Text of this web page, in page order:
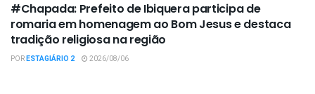
#Chapada: Prefeito de Ibiquera participa de
romaria em homenagem ao Bom Jesus e destaca
tradição religiosa na região
PORESTAGIÁRIO 2 2026/08/06